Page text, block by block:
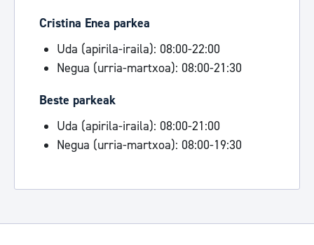
Cristina Enea parkea
Uda (apirila-iraila): 08:00-22:00
Negua (urria-martxoa): 08:00-21:30
Beste parkeak
Uda (apirila-iraila): 08:00-21:00
Negua (urria-martxoa): 08:00-19:30